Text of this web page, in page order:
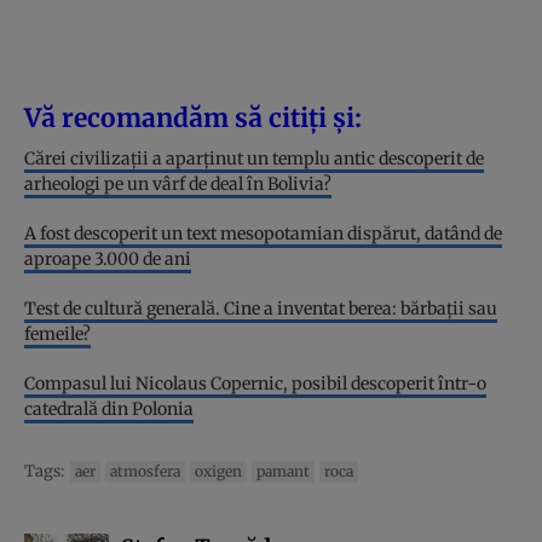
Vă recomandăm să citiți și:
Cărei civilizații a aparținut un templu antic descoperit de
arheologi pe un vârf de deal în Bolivia?
A fost descoperit un text mesopotamian dispărut, datând de
aproape 3.000 de ani
Test de cultură generală. Cine a inventat berea: bărbații sau
femeile?
Compasul lui Nicolaus Copernic, posibil descoperit într-o
catedrală din Polonia
Tags: aer atmosfera oxigen pamant roca